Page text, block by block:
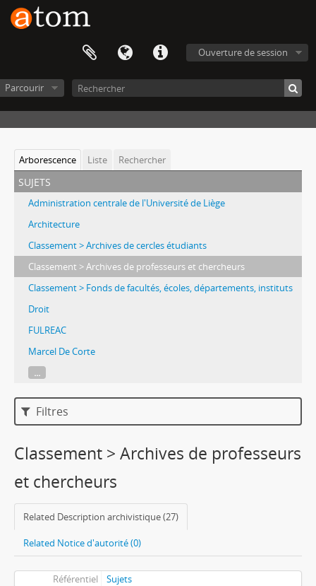
Ouverture de session
Parcourir
Arborescence Liste Rechercher
sujets
Administration centrale de l'Université de Liège
Architecture
Classement > Archives de cercles étudiants
Classement > Archives de professeurs et chercheurs
Classement > Fonds de facultés, écoles, départements, instituts
Droit
FULREAC
Marcel De Corte
...
Filtres
Classement > Archives de professeurs
et chercheurs
Related Description archivistique (27)
Related Notice d'autorité (0)
Référentiel Sujets